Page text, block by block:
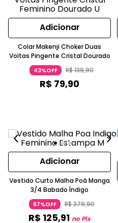
Adicionar
Colar Makenji Choker Duas
Voltas Pingente Cristal Dourado
43%OFF R$139,90
R$ 79,90
Adicionar
Vestido Curto Malha Poá Manga
3/4 Babado Índigo
67%OFF R$379,90
R$ 125,91 no Pix